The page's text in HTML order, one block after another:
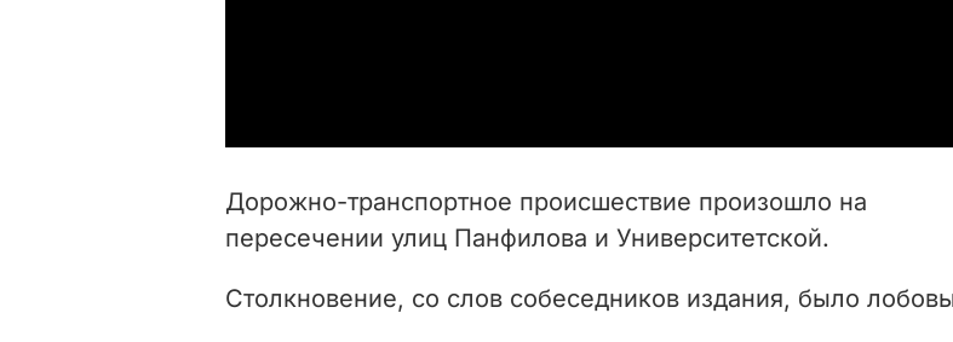
i
d
Дорожно-транспортное происшествие произошло на
пересечении улиц Панфилова и Университетской.
Столкновение, со слов собеседников издания, было